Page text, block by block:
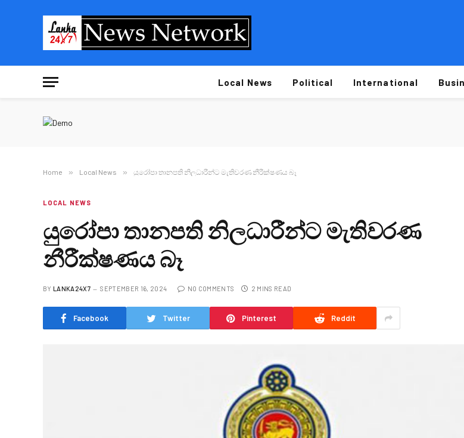
Local News Political International
Home » Local News » යුරෝපා තානපති නිලධාරීන්ට මැතිවරණ නීරීක්ෂණය බෑ
LOCAL NEWS
යුරෝපා තානපති නිලධාරීන්ට මැතිවරණ
නීරීක්ෂණය බෑ
BY LANKA24X7 SEPTEMBER 16, 2024 NO COMMENTS 2 MINS READ
Facebook Twitter Pinterest Reddit